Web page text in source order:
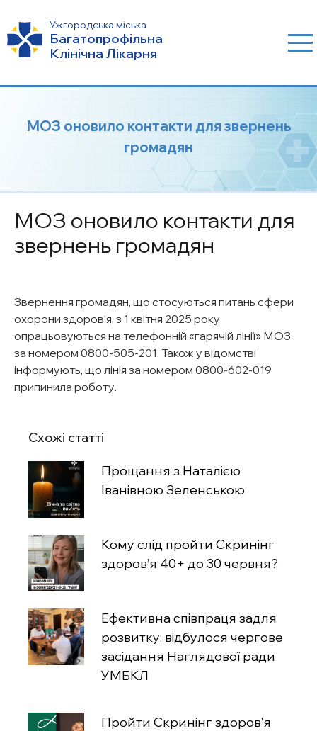
Ужгородська міська
Багатопрофільна
Клінічна Лікарня
МОЗ оновило контакти для звернень
громадян
МОЗ оновило контакти для
звернень громадян
Звернення громадян, що стосуються питань сфери
охорони здоров’я, з 1 квітня 2025 року
опрацьовуються на телефонній «гарячій лінії» МОЗ
за номером 0800-505-201. Також у відомстві
інформують, що лінія за номером 0800-602-019
припинила роботу.
Схожі статті
Прощання з Наталією
Іванівною Зеленською
Кому слід пройти Скринінг
здоров’я 40+ до 30 червня?
Ефективна співпраця задля
розвитку: відбулося чергове
засідання Наглядової ради
УМБКЛ
Пройти Скринінг здоров’я